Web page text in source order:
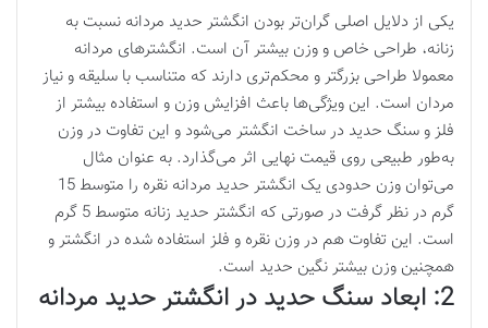
یکی از دلایل اصلی گران‌تر بودن انگشتر حدید مردانه نسبت به
زنانه، طراحی خاص و وزن بیشتر آن است. انگشترهای مردانه
معمولا طراحی بزرگتر و محکم‌تری دارند که متناسب با سلیقه و نیاز
مردان است. این ویژگی‌ها باعث افزایش وزن و استفاده بیشتر از
فلز و سنگ حدید در ساخت انگشتر می‌شود و این تفاوت در وزن
به‌طور طبیعی روی قیمت نهایی اثر می‌گذارد. به عنوان مثال
می‌توان وزن حدودی یک انگشتر حدید مردانه نقره را متوسط 15
گرم در نظر گرفت در صورتی که انگشتر حدید زنانه متوسط 5 گرم
است. این تفاوت هم در وزن نقره و فلز استفاده شده در انگشتر و
همچنین وزن بیشتر نگین حدید است.
2: ابعاد سنگ حدید در انگشتر حدید مردانه